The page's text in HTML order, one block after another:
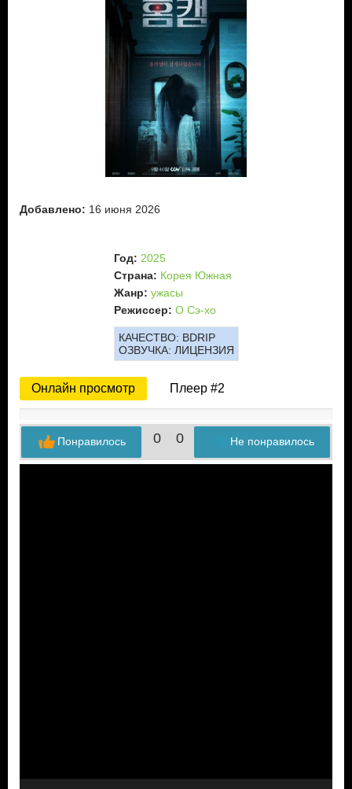
Добавлено: 16 июня 2026
Год: 2025
Страна: Корея Южная
Жанр: ужасы
Режиссер: О Сэ-хо
КАЧЕСТВО: BDRIP
ОЗВУЧКА: ЛИЦЕНЗИЯ
Онлайн просмотр Плеер #2
0 0 Не понравилось
Понравилось